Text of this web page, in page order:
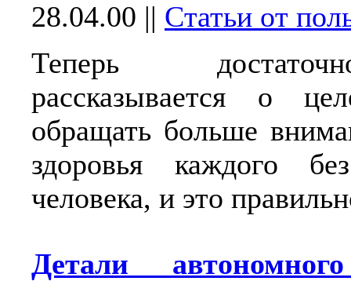
28.04.00 || Статьи от
Теперь
рассказывается о
обращать больше
здоровья каждого
человека, и это
Детали